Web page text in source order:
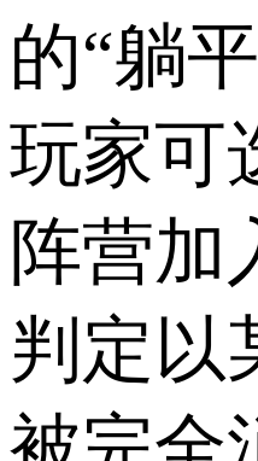
的“躺
玩家可
阵营加
判定以